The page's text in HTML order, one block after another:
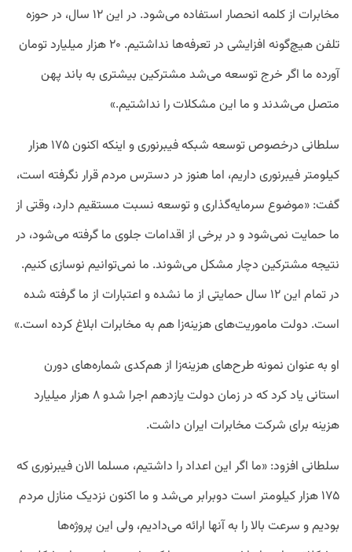
مخابرات از کلمه انحصار استفاده می‌شود. در این ۱۲ سال، در حوزه
تلفن هیچ‌گونه افزایشی در تعرفه‌ها نداشتیم. ۲۰ هزار میلیارد تومان
آورده ما اگر خرج توسعه می‌شد مشترکین بیشتری به باند پهن
متصل می‌شدند و ما این مشکلات را نداشتیم.»
سلطانی درخصوص توسعه شبکه فیبرنوری و اینکه اکنون ۱۷۵ هزار
کیلومتر فیبرنوری داریم، اما هنوز در دسترس مردم قرار نگرفته است،
گفت: «موضوع سرمایه‌گذاری و توسعه نسبت مستقیم دارد، وقتی از
ما حمایت نمی‌شود و در برخی از اقدامات جلوی ما گرفته می‌شود، در
نتیجه مشترکین دچار مشکل می‌شوند. ما نمی‌توانیم نوسازی کنیم.
در تمام این ۱۲ سال حمایتی از ما نشده و اعتبارات از ما گرفته شده
است. دولت ماموریت‌های هزینه‌زا هم به مخابرات ابلاغ کرده است.»
او به عنوان نمونه طرح‌های هزینه‌زا از هم‌کدی شماره‌های دورن
استانی یاد کرد که در زمان دولت یازدهم اجرا شدو ۸ هزار میلیارد
هزینه برای شرکت مخابرات ایران داشت.
سلطانی افزود: «ما اگر این اعداد را داشتیم، مسلما الان فیبرنوری که
۱۷۵ هزار کیلومتر است دوبرابر می‌شد و ما اکنون نزدیک منازل مردم
بودیم و سرعت بالا را به آنها ارائه می‌دادیم، ولی این پروژه‌ها